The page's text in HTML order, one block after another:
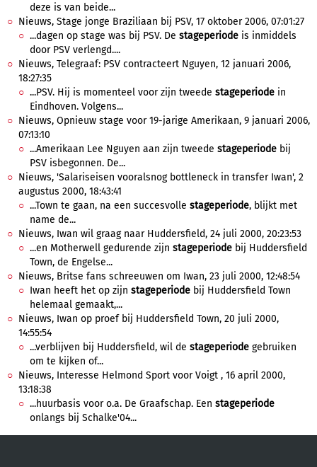
deze is van beide...
Nieuws, Stage jonge Braziliaan bij PSV, 17 oktober 2006, 07:01:27
...dagen op stage was bij PSV. De stageperiode is inmiddels
door PSV verlengd....
Nieuws, Telegraaf: PSV contracteert Nguyen, 12 januari 2006,
18:27:35
...PSV. Hij is momenteel voor zijn tweede stageperiode in
Eindhoven. Volgens...
Nieuws, Opnieuw stage voor 19-jarige Amerikaan, 9 januari 2006,
07:13:10
...Amerikaan Lee Nguyen aan zijn tweede stageperiode bij
PSV isbegonnen. De...
Nieuws, 'Salariseisen vooralsnog bottleneck in transfer Iwan', 2
augustus 2000, 18:43:41
...Town te gaan, na een succesvolle stageperiode, blijkt met
name de...
Nieuws, Iwan wil graag naar Huddersfield, 24 juli 2000, 20:23:53
...en Motherwell gedurende zijn stageperiode bij Huddersfield
Town, de Engelse...
Nieuws, Britse fans schreeuwen om Iwan, 23 juli 2000, 12:48:54
Iwan heeft het op zijn stageperiode bij Huddersfield Town
helemaal gemaakt,...
Nieuws, Iwan op proef bij Huddersfield Town, 20 juli 2000,
14:55:54
...verblijven bij Huddersfield, wil de stageperiode gebruiken
om te kijken of...
Nieuws, Interesse Helmond Sport voor Voigt , 16 april 2000,
13:18:38
...huurbasis voor o.a. De Graafschap. Een stageperiode
onlangs bij Schalke'04...